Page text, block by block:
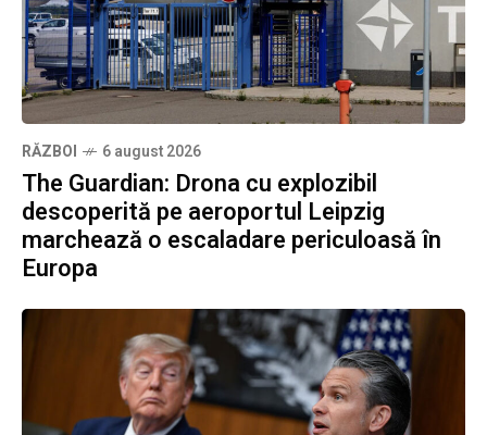
RĂZBOI 6 august 2026
The Guardian: Drona cu explozibil
descoperită pe aeroportul Leipzig
marchează o escaladare periculoasă în
Europa